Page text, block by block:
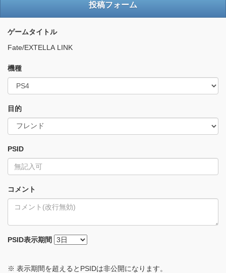
投稿フォーム
ゲームタイトル
Fate/EXTELLA LINK
機種
目的
PSID
コメント
PSID表示期間
※ 表示期間を超えるとPSIDは非公開になります。